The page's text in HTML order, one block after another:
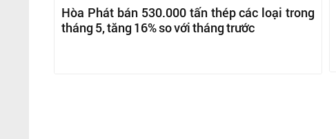
Hòa Phát bán 530.000 tấn thép các loại trong
tháng 5, tăng 16% so với tháng trước